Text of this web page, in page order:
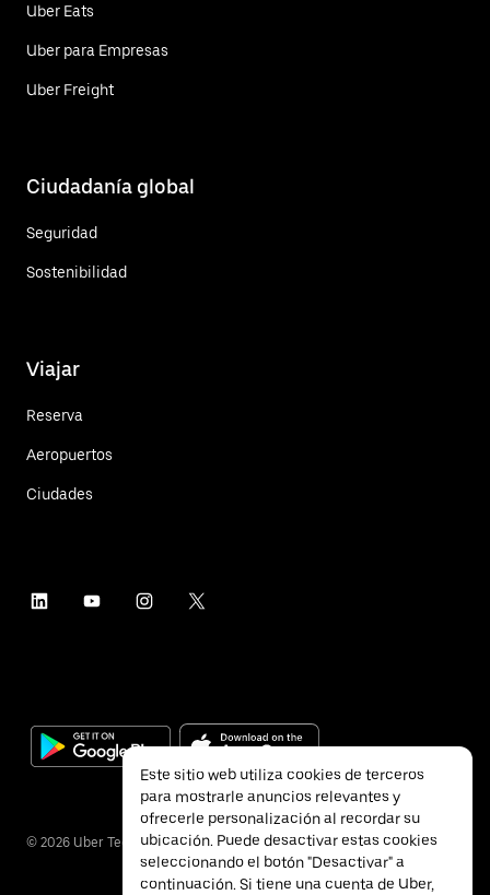
Uber Eats
Uber para Empresas
Uber Freight
Ciudadanía global
Seguridad
Sostenibilidad
Viajar
Reserva
Aeropuertos
Ciudades
© 2026 Uber Technologies Inc.
Este sitio web utiliza cookies de terceros
para mostrarle anuncios relevantes y
ofrecerle personalización al recordar su
ubicación. Puede desactivar estas cookies
seleccionando el botón "Desactivar" a
continuación. Si tiene una cuenta de Uber,